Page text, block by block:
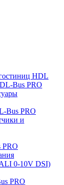
HDL
Bus PRO
Bus PRO
и
PRO
0-10V DSI)
PRO